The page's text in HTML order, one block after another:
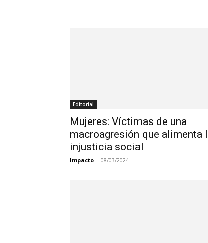
Editorial
Mujeres: Víctimas de una
macroagresión que alimenta
injusticia social
Impacto - 08/03/2024